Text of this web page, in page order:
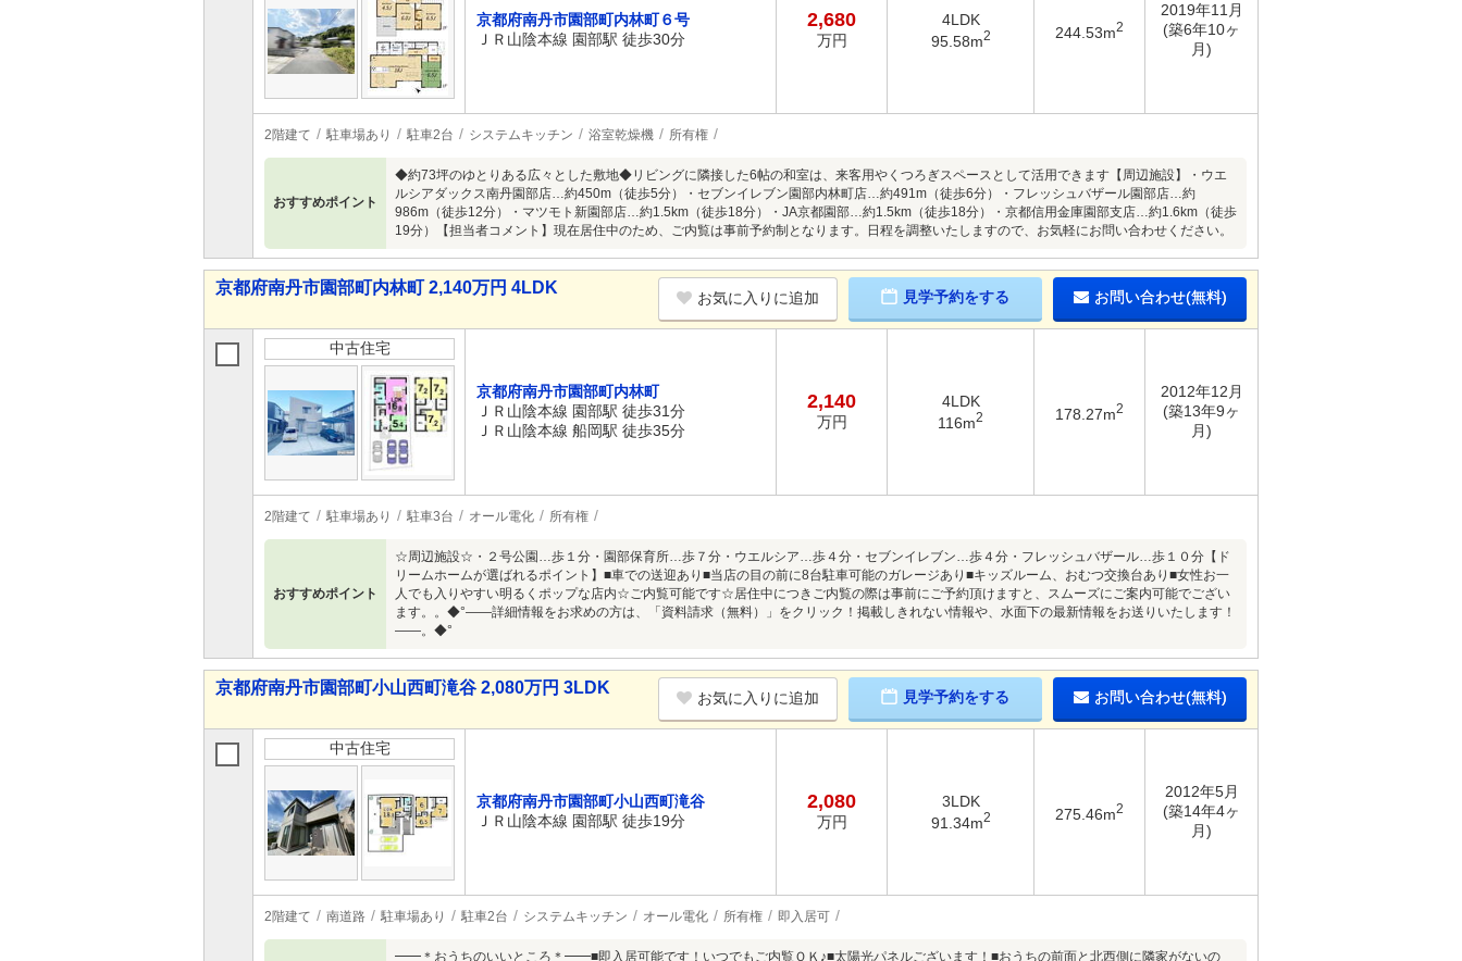
京都府南丹市園部町内林町６号
ＪＲ山陰本線 園部駅 徒歩30分
2,680
万円
4LDK
95.58m2 244.53m2
2019年11月
(築6年10ヶ
月)
2階建て 駐車場あり 駐車2台 システムキッチン 浴室乾燥機 所有権
おすすめポイント
◆約73坪のゆとりある広々とした敷地◆リビングに隣接した6帖の和室は、来客用やくつろぎスペースとして活用できます【周辺施設】・ウエ
ルシアダックス南丹園部店…約450m（徒歩5分）・セブンイレブン園部内林町店…約491m（徒歩6分）・フレッシュバザール園部店…約
986m（徒歩12分）・マツモト新園部店…約1.5km（徒歩18分）・JA京都園部…約1.5km（徒歩18分）・京都信用金庫園部支店…約1.6km（徒歩
19分）【担当者コメント】現在居住中のため、ご内覧は事前予約制となります。日程を調整いたしますので、お気軽にお問い合わせください。
京都府南丹市園部町内林町 2,140万円 4LDK
お気に入りに追加 見学予約をする お問い合わせ(無料)
中古住宅
京都府南丹市園部町内林町
ＪＲ山陰本線 園部駅 徒歩31分
ＪＲ山陰本線 船岡駅 徒歩35分
2,140
万円
4LDK
116m2 178.27m2
2012年12月
(築13年9ヶ
月)
2階建て 駐車場あり 駐車3台 オール電化 所有権
おすすめポイント
☆周辺施設☆・２号公園…歩１分・園部保育所…歩７分・ウエルシア…歩４分・セブンイレブン…歩４分・フレッシュバザール…歩１０分【ド
リームホームが選ばれるポイント】■車での送迎あり■当店の目の前に8台駐車可能のガレージあり■キッズルーム、おむつ交換台あり■女性お一
人でも入りやすい明るくポップな店内☆ご内覧可能です☆居住中につきご内覧の際は事前にご予約頂けますと、スムーズにご案内可能でござい
ます。。◆°――詳細情報をお求めの方は、「資料請求（無料）」をクリック！掲載しきれない情報や、水面下の最新情報をお送りいたします！
――。◆°
京都府南丹市園部町小山西町滝谷 2,080万円 3LDK
お気に入りに追加 見学予約をする お問い合わせ(無料)
中古住宅
京都府南丹市園部町小山西町滝谷
ＪＲ山陰本線 園部駅 徒歩19分
2,080
万円
3LDK
91.34m2 275.46m2
2012年5月
(築14年4ヶ
月)
2階建て 南道路 駐車場あり 駐車2台 システムキッチン オール電化 所有権 即入居可
━━＊おうちのいいところ＊━━■即入居可能です！いつでもご内覧ＯＫ♪■太陽光パネルございます！■おうちの前面と北西側に隣家がないの